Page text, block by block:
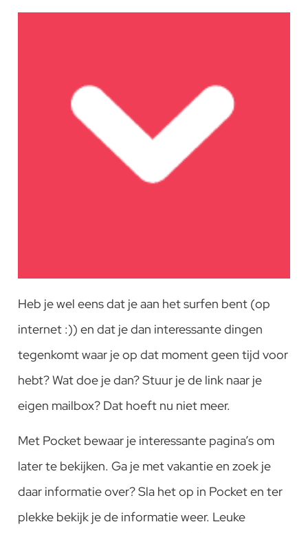
Heb je wel eens dat je aan het surfen bent (op
internet :)) en dat je dan interessante dingen
tegenkomt waar je op dat moment geen tijd voor
hebt? Wat doe je dan? Stuur je de link naar je
eigen mailbox? Dat hoeft nu niet meer.
Met Pocket bewaar je interessante pagina’s om
later te bekijken. Ga je met vakantie en zoek je
daar informatie over? Sla het op in Pocket en ter
plekke bekijk je de informatie weer. Leuke